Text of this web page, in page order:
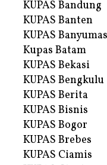
KUPAS Bandung
KUPAS Banten
KUPAS Banyumas
Kupas Batam
KUPAS Bekasi
KUPAS Bengkulu
KUPAS Berita
KUPAS Bisnis
KUPAS Bogor
KUPAS Brebes
KUPAS Ciamis